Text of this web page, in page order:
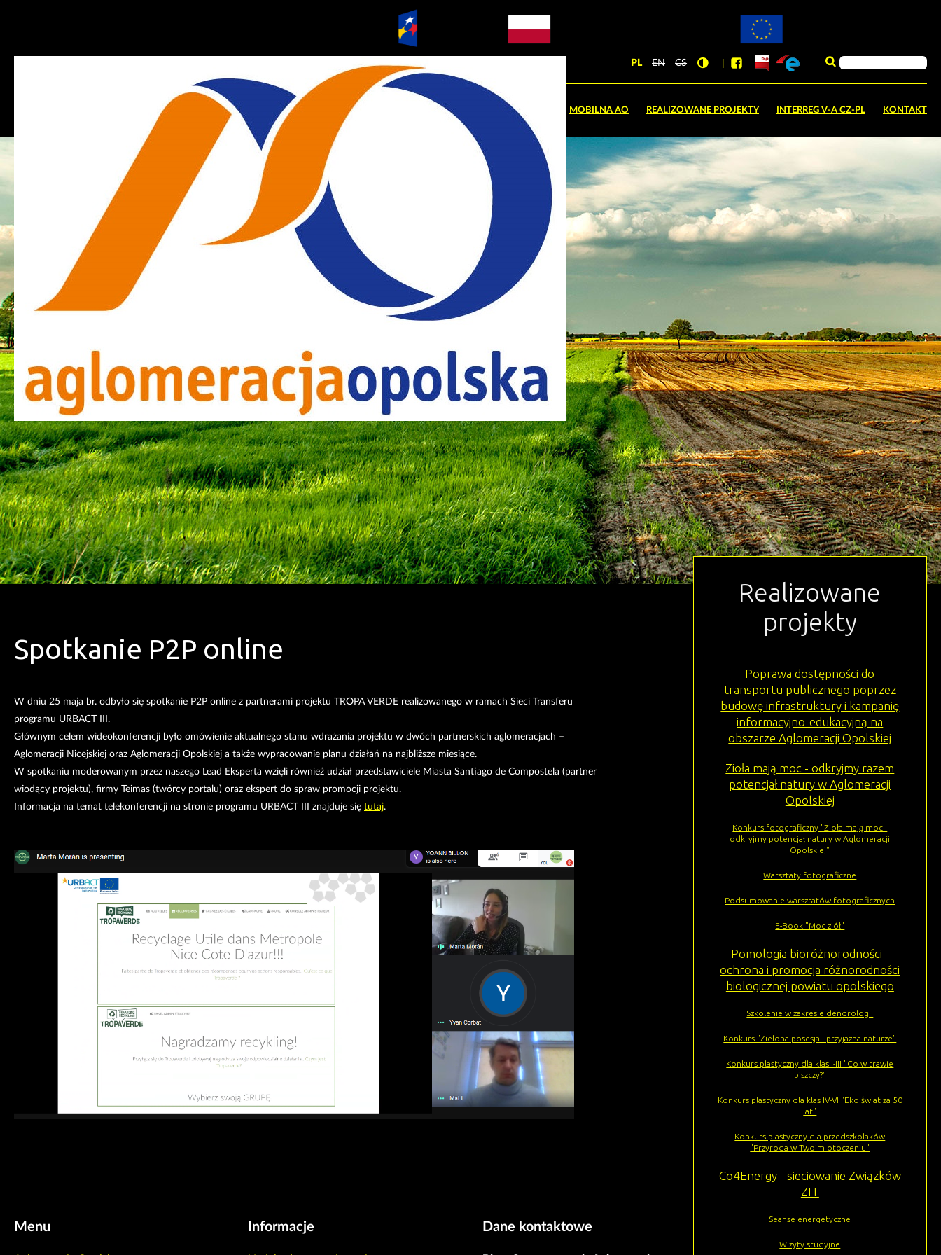
biuro@ao.opole.pl PL EN CS
AGLOMERACJA OPOLSKA OGŁOSZENIA RPO WO 2014-2020 FUNDUSZE EU 2021-2027 MOBILNA AO REALIZOWANE PROJEKTY INTERREG V-A CZ-PL KONTAKT
Realizowane
projekty
Poprawa dostępności do
transportu publicznego poprzez
budowę infrastruktury i kampanię
informacyjno-edukacyjną na
obszarze Aglomeracji Opolskiej
Zioła mają moc - odkryjmy razem
potencjał natury w Aglomeracji
Opolskiej
Konkurs fotograficzny "Zioła mają moc -
odkryjmy potencjał natury w Aglomeracji
Opolskiej"
Warsztaty fotograficzne
Podsumowanie warsztatów fotograficznych
E-Book "Moc ziół"
Pomologia bioróżnorodności -
ochrona i promocja różnorodności
biologicznej powiatu opolskiego
Szkolenie w zakresie dendrologii
Konkurs "Zielona posesja - przyjazna naturze"
Konkurs plastyczny dla klas I-III "Co w trawie
piszczy?"
Konkurs plastyczny dla klas IV-VI "Eko świat za 50
lat"
Konkurs plastyczny dla przedszkolaków
"Przyroda w Twoim otoczeniu"
Co4Energy - sieciowanie Związków
ZIT
Seanse energetyczne
Wizyty studyjne
Spotkanie P2P online
W dniu 25 maja br. odbyło się spotkanie P2P online z partnerami projektu TROPA VERDE realizowanego w ramach Sieci Transferu
programu URBACT III.
Głównym celem wideokonferencji było omówienie aktualnego stanu wdrażania projektu w dwóch partnerskich aglomeracjach –
Aglomeracji Nicejskiej oraz Aglomeracji Opolskiej a także wypracowanie planu działań na najbliższe miesiące.
W spotkaniu moderowanym przez naszego Lead Eksperta wzięli również udział przedstawiciele Miasta Santiago de Compostela (partner
wiodący projektu), firmy Teimas (twórcy portalu) oraz ekspert do spraw promocji projektu.
Informacja na temat telekonferencji na stronie programu URBACT III znajduje się tutaj.
Menu Informacje Dane kontaktowe